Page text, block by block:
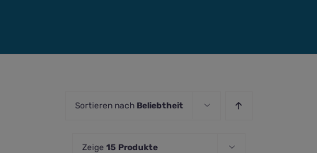
Sortieren nach Beliebtheit
Zeige 15 Produkte